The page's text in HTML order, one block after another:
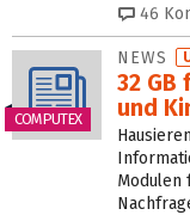
46
COMPUTEX
NEWS
32
und
Modulen